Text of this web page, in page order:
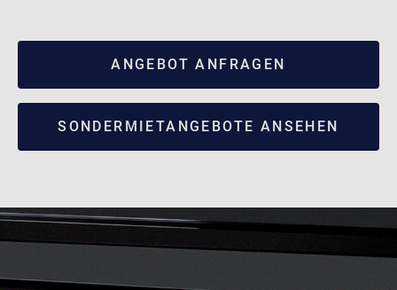
ANGEBOT ANFRAGEN
SONDERMIETANGEBOTE ANSEHEN